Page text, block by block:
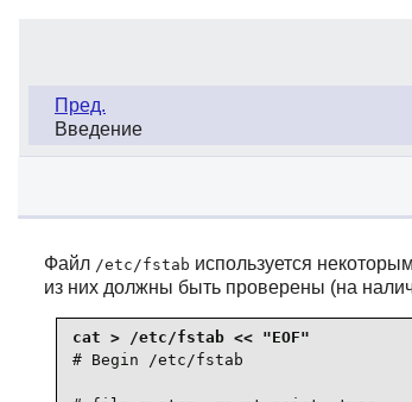
Пред.
Введение
Файл /etc/fstab используется
из них должны быть проверены (на
# Begin /etc/fstab